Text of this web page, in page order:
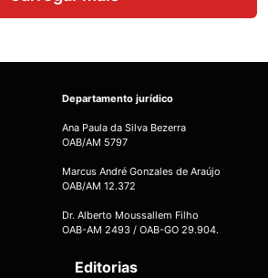
Departamento jurídico
Ana Paula da Silva Bezerra
OAB/AM 5797
Marcus André Gonzales de Araújo
OAB/AM 12.372
Dr. Alberto Moussallem Filho
OAB-AM 2493 / OAB-GO 29.904.
Editorias